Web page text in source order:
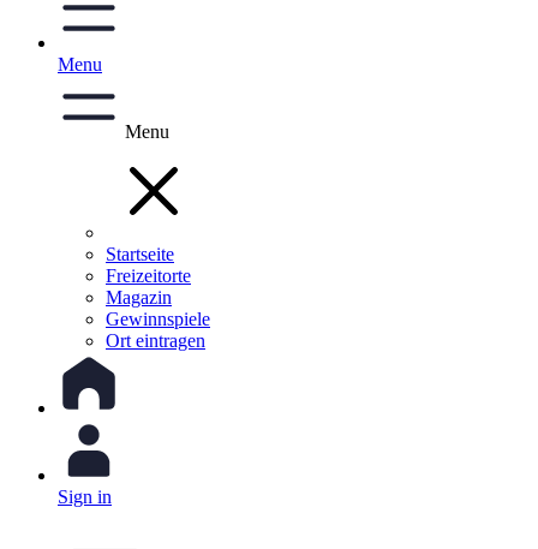
Menu
Menu
Startseite
Freizeitorte
Magazin
Gewinnspiele
Ort eintragen
Sign in